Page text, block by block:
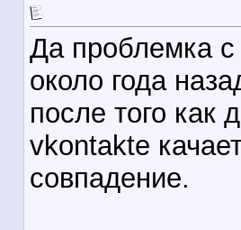
Да проблемка с
около года
после того как
vkontakte
совпадение.